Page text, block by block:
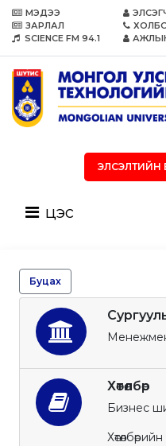
МЭДЭЭ
ЗАРЛАЛ
SCIENCE FM 94.1
ЭЛСЭЛТИЙН
цэс
Буцах
Хөтөлбөр
Бизнес